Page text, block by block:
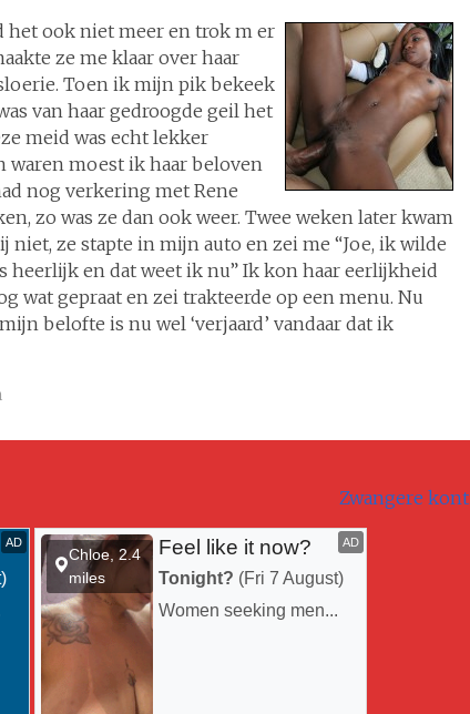
het ook niet meer en trok m er
ze me klaar over haar
Toen ik mijn pik bekeek
van haar gedroogde geil het
meid was echt lekker
moest ik haar beloven
nog verkering met Rene
zo was ze dan ook weer. Twee weken later kwam
ze stapte in mijn auto en zei me “Joe, ik wilde
heerlijk en dat weet ik nu” Ik kon haar eerlijkheid
wat gepraat en zei trakteerde op een menu. Nu
belofte is nu wel ‘verjaard’ vandaar dat ik
Zwangere kont